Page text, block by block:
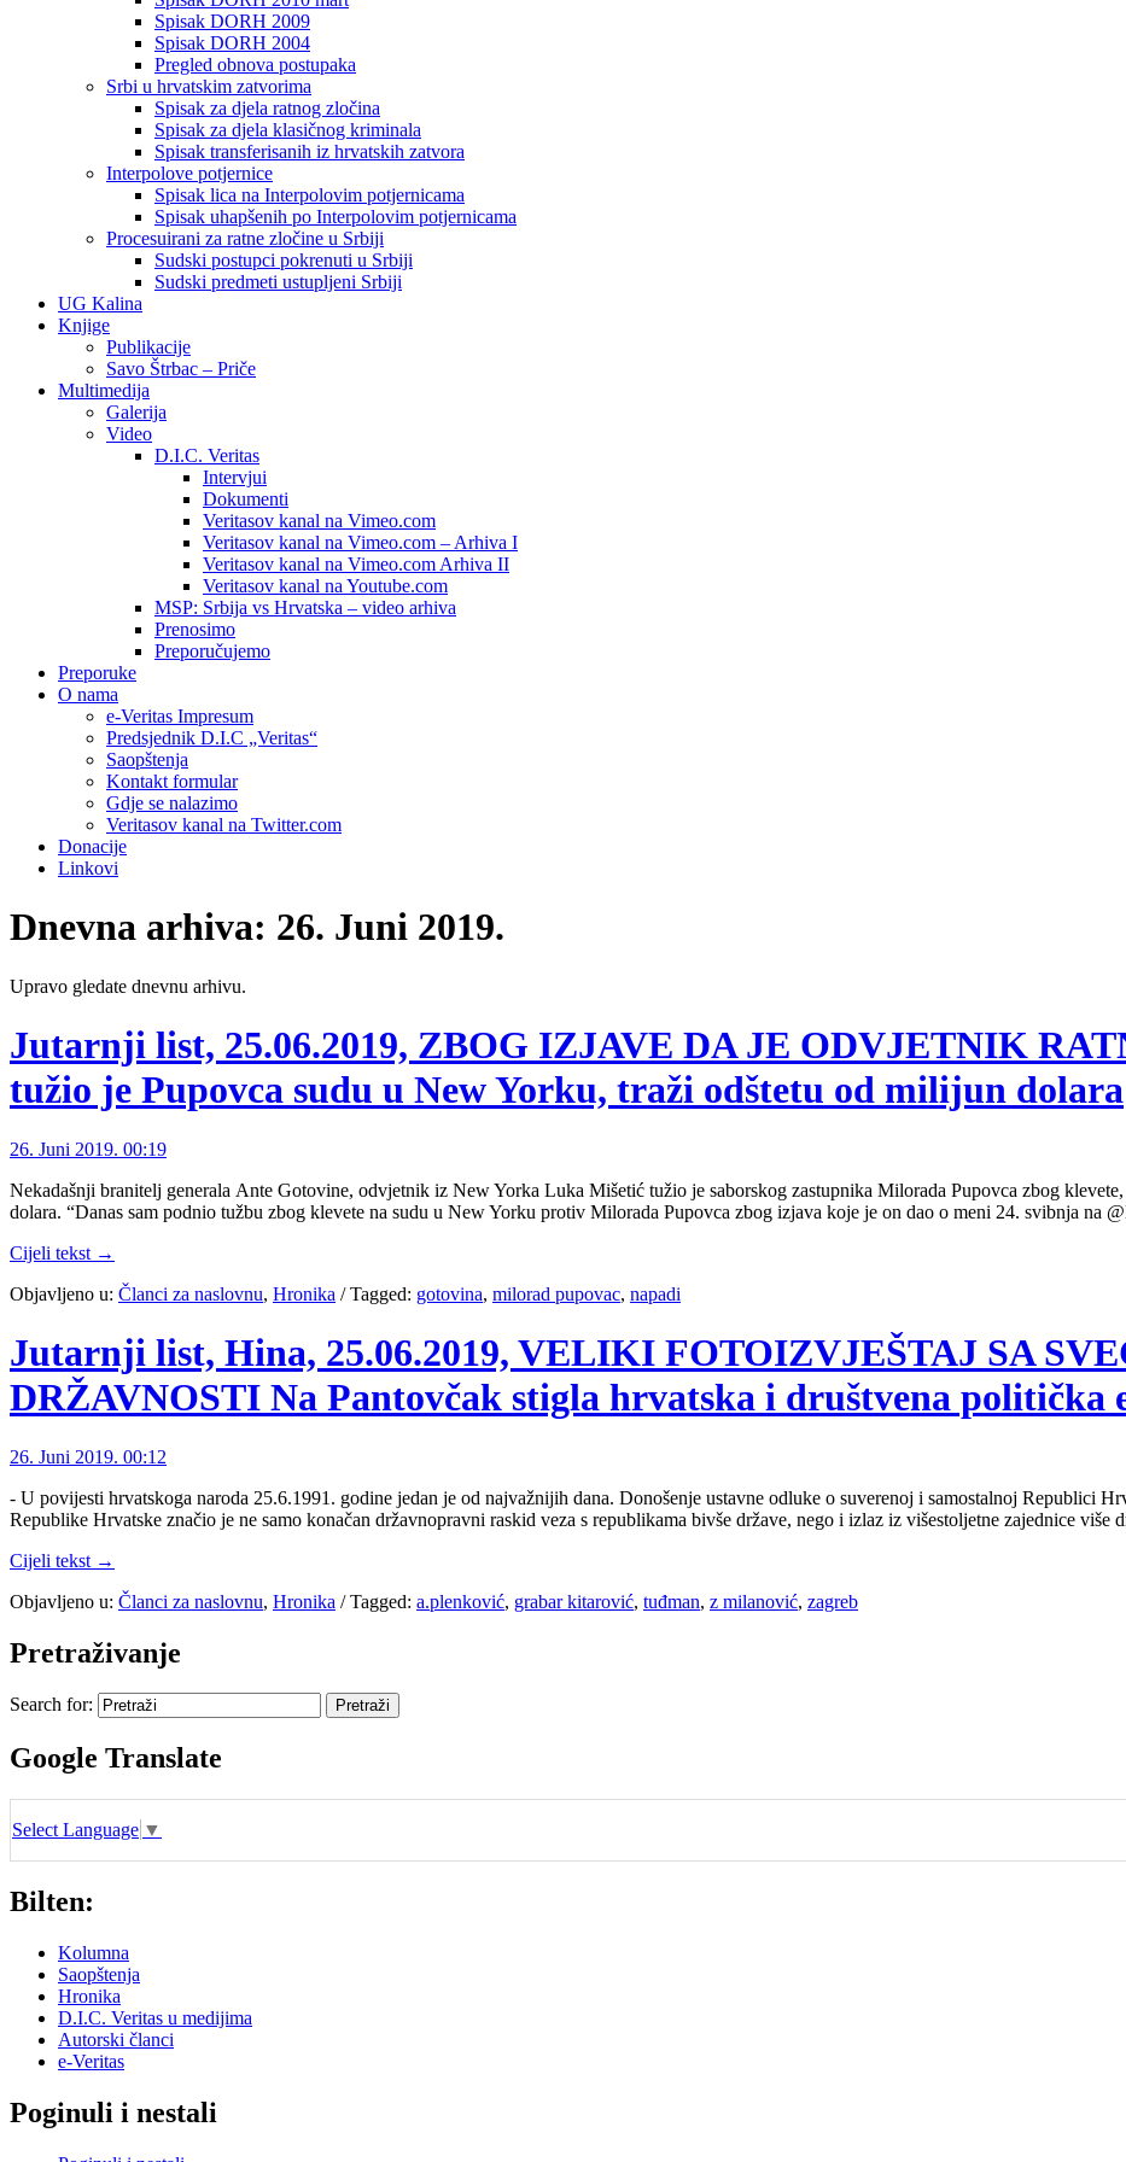
Spisak DORH 2009
Spisak DORH 2004
Pregled obnova postupaka
Srbi u hrvatskim zatvorima
Spisak za djela ratnog zločina
Spisak za djela klasičnog kriminala
Spisak transferisanih iz hrvatskih zatvora
Interpolove potjernice
Spisak lica na Interpolovim potjernicama
Spisak uhapšenih po Interpolovim potjernicama
Procesuirani za ratne zločine u Srbiji
Sudski postupci pokrenuti u Srbiji
Sudski predmeti ustupljeni Srbiji
UG Kalina
Knjige
Publikacije
Savo Štrbac – Priče
Multimedija
Galerija
Video
D.I.C. Veritas
Intervjui
Dokumenti
Veritasov kanal na Vimeo.com
Veritasov kanal na Vimeo.com – Arhiva I
Veritasov kanal na Vimeo.com Arhiva II
Veritasov kanal na Youtube.com
MSP: Srbija vs Hrvatska – video arhiva
Prenosimo
Preporučujemo
Preporuke
O nama
e-Veritas Impresum
Predsjednik D.I.C „Veritas“
Saopštenja
Kontakt formular
Gdje se nalazimo
Veritasov kanal na Twitter.com
Donacije
Linkovi
Dnevna arhiva: 26. Juni 2019.
Upravo gledate dnevnu arhivu.
Jutarnji list, 25.06.2019, ZBOG IZJAVE DA JE ODVJETNIK
tužio je Pupovca sudu u New Yorku, traži odštetu od milijun dolara
26. Juni 2019. 00:19
Nekadašnji branitelj generala Ante Gotovine, odvjetnik iz New Yorka Luka Mišetić tužio je saborskog zastupnika Milorada Pupovca zbog
dolara. “Danas sam podnio tužbu zbog klevete na sudu u New Yorku protiv Milorada Pupovca zbog izjava koje je on dao o meni 24. svibnja na
Cijeli tekst →
Objavljeno u: Članci za naslovnu, Hronika /Tagged: gotovina, milorad pupovac, napadi
Jutarnji list, Hina, 25.06.2019, VELIKI FOTOIZVJEŠTAJ SA
DRŽAVNOSTI Na Pantovčak stigla hrvatska i društvena politička
26. Juni 2019. 00:12
- U povijesti hrvatskoga naroda 25.6.1991. godine jedan je od najvažnijih dana. Donošenje ustavne odluke o suverenoj i samostalnoj Republici
Republike Hrvatske značio je ne samo konačan državnopravni raskid veza s republikama bivše države, nego i izlaz iz višestoljetne zajednice više
Cijeli tekst →
Objavljeno u: Članci za naslovnu, Hronika /Tagged: a.plenković, grabar kitarović, tuđman, z milanović, zagreb
Pretraživanje
Search for:
Google Translate
Select Language ▼
Bilten:
Kolumna
Saopštenja
Hronika
D.I.C. Veritas u medijima
Autorski članci
e-Veritas
Poginuli i nestali